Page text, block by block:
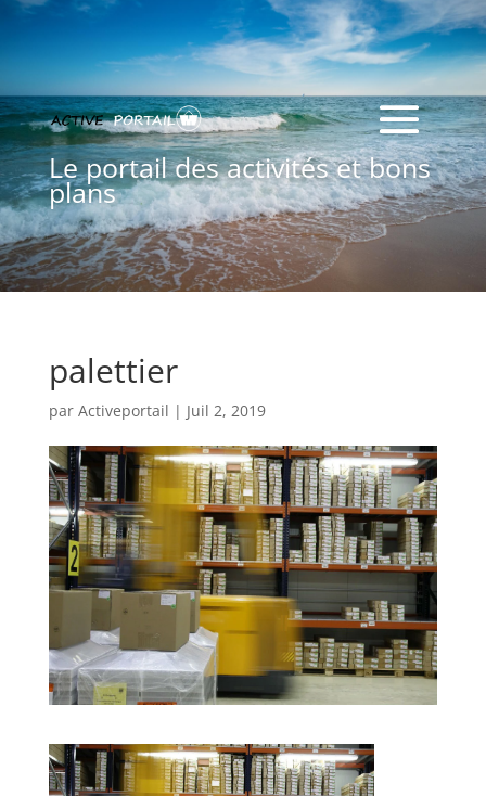
Le portail des activités et bons
plans
palettier
par Activeportail | Juil 2, 2019